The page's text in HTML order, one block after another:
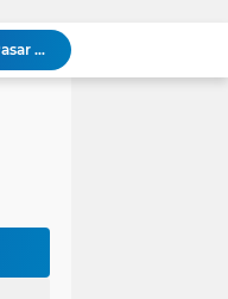
Dengar Langsung Jeritan Pedagang, Sabam Rajaguguk Turun ke Pasar Gelugur Rantauprapat
Sabam Rajaguguk Serap Aspirasi Warga Bilah Hilir, Tegaskan Komitmen Kawal Program Prabowo untuk Kesejahteraan Rakyat
Dalam Rangka HUT RI ke-81 dan Hari Jadi ke-61 Tanjab Barat Bupati Tanjab Barat Secara Resmi Membukaan Lomba Domino